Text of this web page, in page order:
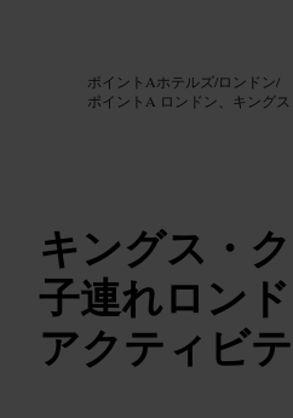
ポイントAホテルズ/ロンドン/
ポイントA ロンドン、キングス
キングス・
子連れロン
アクティビ